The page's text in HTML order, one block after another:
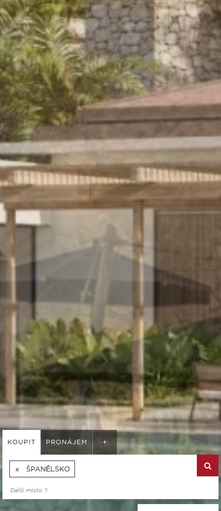
KOUPIT PRONÁJEM +
ŠPANĚLSKO